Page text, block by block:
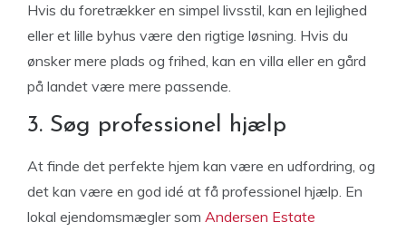
Hvis du foretrækker en simpel livsstil, kan en lejlighed
eller et lille byhus være den rigtige løsning. Hvis du
ønsker mere plads og frihed, kan en villa eller en gård
på landet være mere passende.
3. Søg professionel hjælp
At finde det perfekte hjem kan være en udfordring, og
det kan være en god idé at få professionel hjælp. En
lokal ejendomsmægler som Andersen Estate